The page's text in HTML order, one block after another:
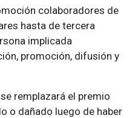
colaboradores de
hasta de tercera
implicada
promoción, difusión y
remplazará el premio
o dañado luego de haber